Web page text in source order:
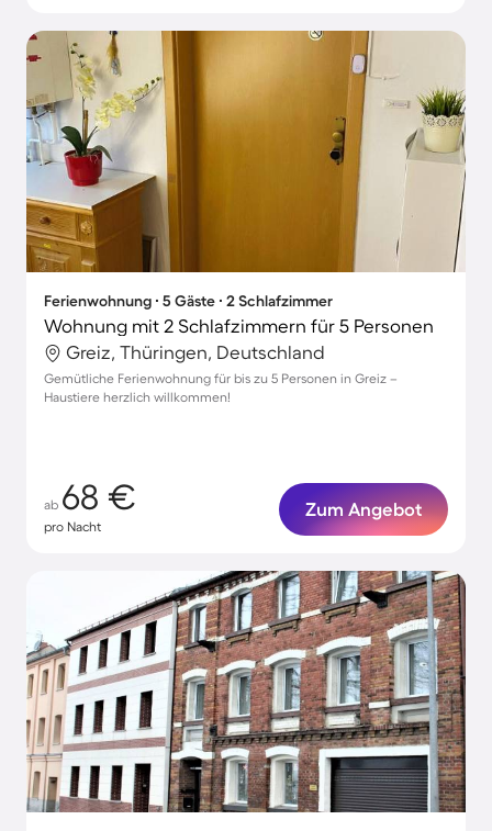
Ferienwohnung ∙ 5 Gäste ∙ 2 Schlafzimmer
Wohnung mit 2 Schlafzimmern für 5 Personen
Greiz, Thüringen, Deutschland
Gemütliche Ferienwohnung für bis zu 5 Personen in Greiz –
Haustiere herzlich willkommen!
ab 68 €
pro Nacht
Zum Angebot